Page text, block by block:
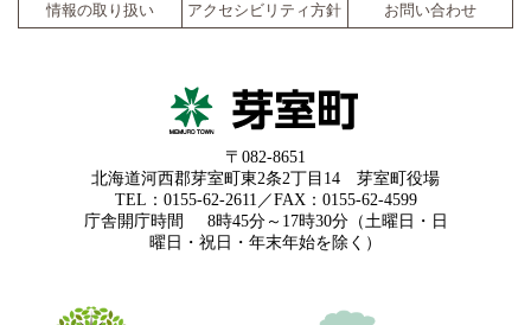
情報の取り扱い
アクセシビリティ方針 お問い合わせ
〒082-8651
北海道河西郡芽室町東2条2丁目14 芽室町役場
TEL：0155-62-2611／FAX：0155-62-4599
庁舎開庁時間
8時45分～17時30分（土曜日・日
曜日・祝日・年末年始を除く）